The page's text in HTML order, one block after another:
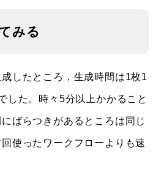
みる
したところ，生成時間は1枚1
した。時々5分以上かかること
ばらつきがあるところは同じ
使ったワークフローよりも速